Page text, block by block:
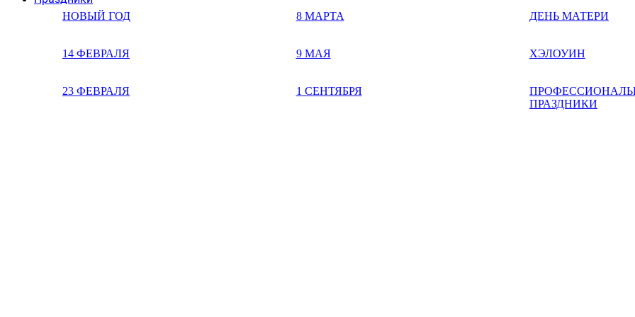
НОВЫЙ ГОД
14 ФЕВРАЛЯ
23 ФЕВРАЛЯ
8 МАРТА
9 МАЯ
1 СЕНТЯБРЯ
ДЕНЬ МАТЕРИ
ХЭЛОУИН
ПРАЗДНИКИ